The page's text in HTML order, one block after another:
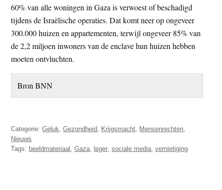
60% van alle woningen in Gaza is verwoest of beschadigd
tijdens de Israëlische operaties. Dat komt neer op ongeveer
300.000 huizen en appartementen, terwijl ongeveer 85% van
de 2,2 miljoen inwoners van de enclave hun huizen hebben
moeten ontvluchten.
Bron BNN
Categorie:Geluk,Gezondheid, Krijgsmacht, Mensenrechten,
Nieuws
Tags: beeldmateriaal ,Gaza, leger,sociale media,vernietiging